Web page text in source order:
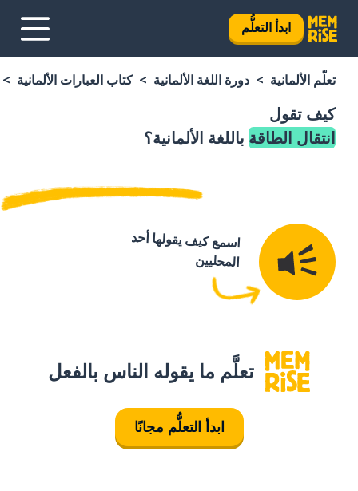
ابدأ التعلُّم
تعلَّم الألمانية دورة اللغة الألمانية كتاب العبارات الألمانية
كيف تقول
انتقال الطاقة باللغة الألمانية؟
اسمع كيف يقولها أحد
المحليين
تعلَّم ما يقوله الناس بالفعل
ابدأ التعلُّم مجانًا